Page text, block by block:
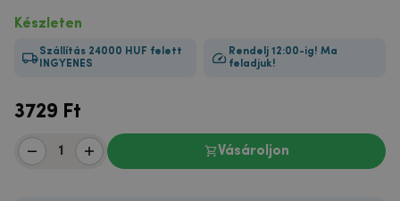
Készleten
Szállítás 24000 HUF felett
INGYENES
Rendelj 12:00-ig! Ma
feladjuk!
3729 Ft
Vásároljon